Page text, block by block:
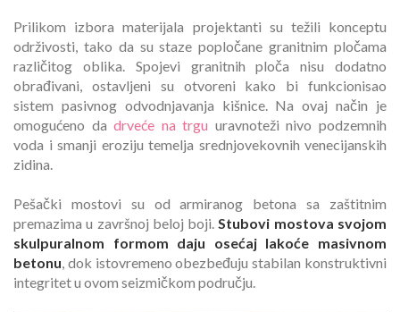
Prilikom izbora materijala projektanti su težili konceptu
održivosti, tako da su staze popločane granitnim pločama
različitog oblika. Spojevi granitnih ploča nisu dodatno
obrađivani, ostavljeni su otvoreni kako bi funkcionisao
sistem pasivnog odvodnjavanja kišnice. Na ovaj način je
omogućeno dadrveće na trgu uravnoteži nivo podzemnih
voda i smanji eroziju temelja srednjovekovnih venecijanskih
zidina.
Pešački mostovi su od armiranog betona sa zaštitnim
premazima u završnoj beloj boji. Stubovi mostova svojom
skulpuralnom formom daju osećaj lakoće masivnom
betonu , dok istovremeno obezbeđuju stabilan konstruktivni
integritet u ovom seizmičkom području.